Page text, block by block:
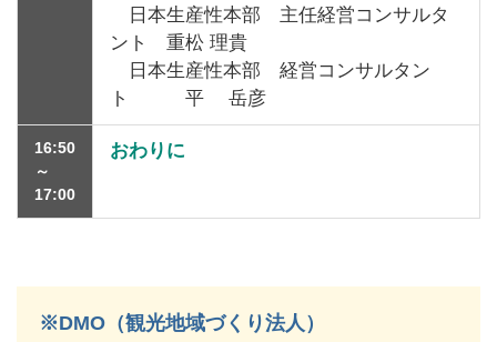
日本生産性本部 主任経営コンサルタ
ント 重松 理貴
日本生産性本部 経営コンサルタン
ト 平 岳彦
16:50
～
17:00
おわりに
※DMO（観光地域づくり法人）